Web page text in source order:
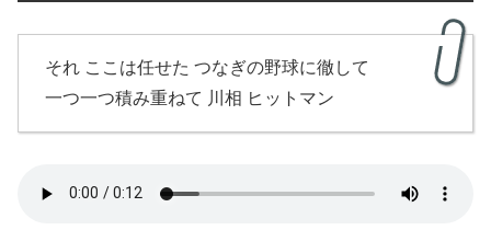
それ ここは任せた つなぎの野球に徹して
一つ一つ積み重ねて 川相 ヒットマン